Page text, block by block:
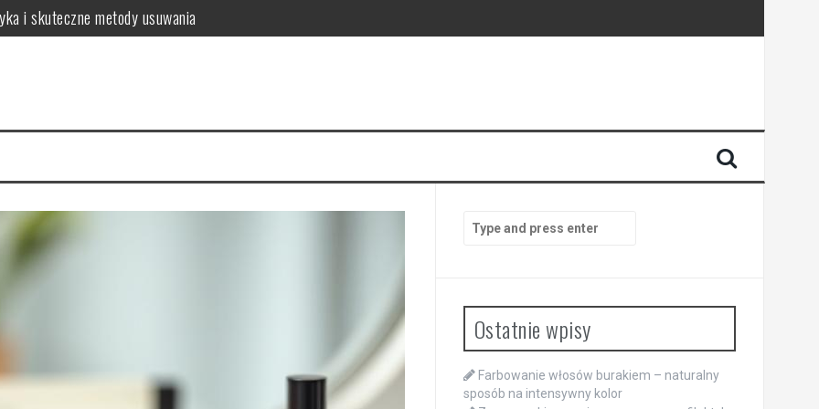
i skuteczne metody usuwania
włosów?
najczęstsze problemy
dla zdrowia
for:
Ostatnie wpisy
Farbowanie włosów burakiem – naturalny
sposób na intensywny kolor